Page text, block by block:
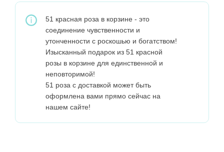
51 красная роза в корзине - это
соединение чувственности и
утонченности с роскошью и богатством!
Изысканный подарок из 51 красной
розы в корзине для единственной и
неповторимой!
51 роза с доставкой может быть
оформлена вами прямо сейчас на
нашем сайте!